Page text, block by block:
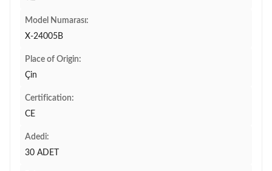
Model Numarası:
X-24005B
Place of Origin:
Çin
Certification:
CE
Adedi:
30 ADET